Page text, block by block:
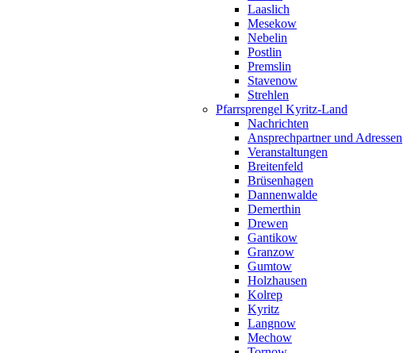
Laaslich
Mesekow
Nebelin
Postlin
Premslin
Stavenow
Strehlen
Pfarrsprengel Kyritz-Land
Nachrichten
Ansprechpartner und Adressen
Veranstaltungen
Breitenfeld
Brüsenhagen
Dannenwalde
Demerthin
Drewen
Gantikow
Granzow
Gumtow
Holzhausen
Kolrep
Kyritz
Langnow
Mechow